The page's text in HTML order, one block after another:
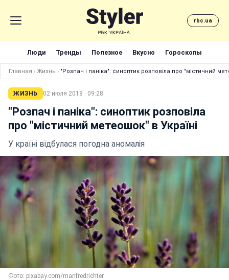
rbc.ua
Люди Тренды Полезное Вкусно Гороскопы
Главная › Жизнь › "Розпач і паніка": синоптик розповіла про "містичний
ЖИЗНЬ 02 июля 2018 · 09:28
"Розпач і паніка": синоптик розповіла
про "містичний метеошок" в Україні
У країні відбулася погодна аномалія
Фото: pixabay.com/manfredrichter